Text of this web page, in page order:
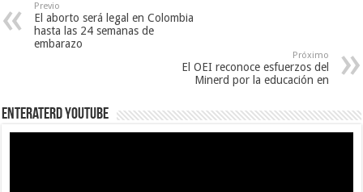
Previo
El aborto será legal en Colombia
hasta las 24 semanas de
embarazo
Próximo
El OEI reconoce esfuerzos del
Minerd por la educación en
EnterateRD YOUTUBE